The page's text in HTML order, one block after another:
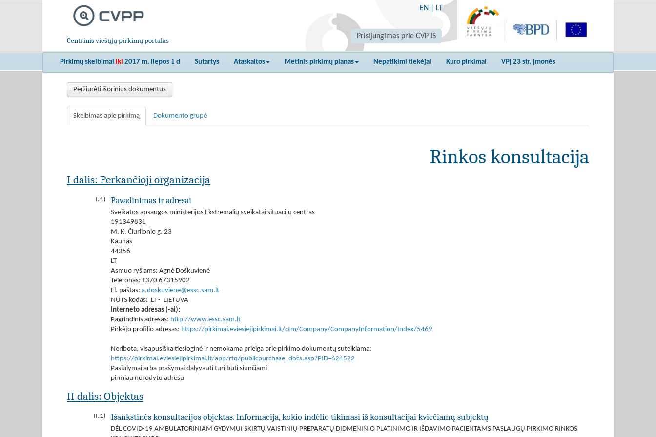
Centrinis viešųjų pirkimų portalas
EN LT
Prisijungimas prie CVP IS
Pirkimų skelbimai iki 2017 m. liepos 1 d Sutartys Ataskaitos Metinis pirkimų planas Nepatikimi tiekėjai Kuro pirkimai VPĮ 23 str. įmonės
Peržiūrėti išorinius dokumentus
Skelbimas apie pirkimą Dokumento grupė
Rinkos konsultacija
I dalis: Perkančioji organizacija
I.1) Pavadinimas ir adresai
Sveikatos apsaugos ministerijos Ekstremalių sveikatai situacijų centras
191349831
M. K. Čiurlionio g. 23
Kaunas
44356
LT
Asmuo ryšiams: Agnė Doškuvienė
Telefonas: +370 67315902
El. paštas: a.doskuviene@essc.sam.lt
NUTS kodas: LT - LIETUVA
Interneto adresas (-ai):
Pagrindinis adresas: http://www.essc.sam.lt
Pirkėjo profilio adresas: https://pirkimai.eviesiejipirkimai.lt/ctm/Company/CompanyInformation/Index/5469
Neribota, visapusiška tiesioginė ir nemokama prieiga prie pirkimo dokumentų suteikiama:
https://pirkimai.eviesiejipirkimai.lt/app/rfq/publicpurchase_docs.asp?PID=624522
Pasiūlymai arba prašymai dalyvauti turi būti siunčiami
pirmiau nurodytu adresu
II dalis: Objektas
II.1) Išankstinės konsultacijos objektas. Informacija, kokio indėlio tikimasi iš konsultacijai kviečiamų subjektų
DĖL COVID-19 AMBULATORINIAM GYDYMUI SKIRTŲ VAISTINIŲ PREPARATŲ DIDMENINIO PLATINIMO IR IŠDAVIMO PACIENTAMS PASLAUGŲ PIRKIMO RINKOS